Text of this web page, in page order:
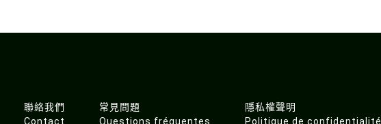
聯絡我們
Contact
常見問題
Questions fréquentes
隱私權聲明
Politique de confidentialité